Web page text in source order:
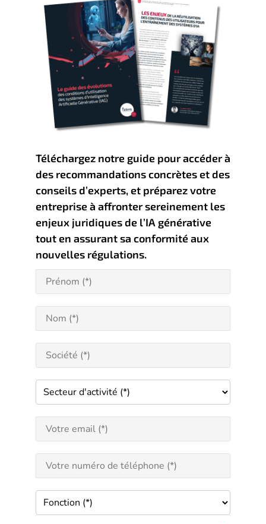
modifiés par l’IA: Assurez la transparence.
Téléchargez notre guide pour accéder à
des recommandations concrètes et des
conseils d’experts, et préparez votre
entreprise à affronter sereinement les
enjeux juridiques de l’IA générative
tout en assurant sa conformité aux
nouvelles régulations.